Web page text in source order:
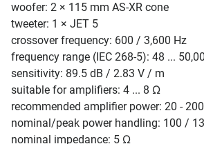
woofer: 2 × 115 mm AS-XR cone
tweeter: 1 × JET 5
crossover frequency: 600 / 3,600 Hz
frequency range (IEC 268-5): 48 ...
sensitivity: 89.5 dB / 2.83 V / m
suitable for amplifiers: 4 ... 8 Ω
recommended amplifier power: 20 -
nominal/peak power handling: 100 /
nominal impedance: 5 Ω